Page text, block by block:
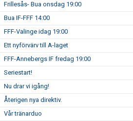
Frillesås- Bua onsdag 19:00
Bua IF-FFF 14:00
FFF-Valinge idag 19:00
Ett nyförvärv till A-laget
FFF-Annebergs IF fredag 19:00
Seriestart!
Nu drar vi igång!
Återigen nya direktiv.
Vår tränarduo